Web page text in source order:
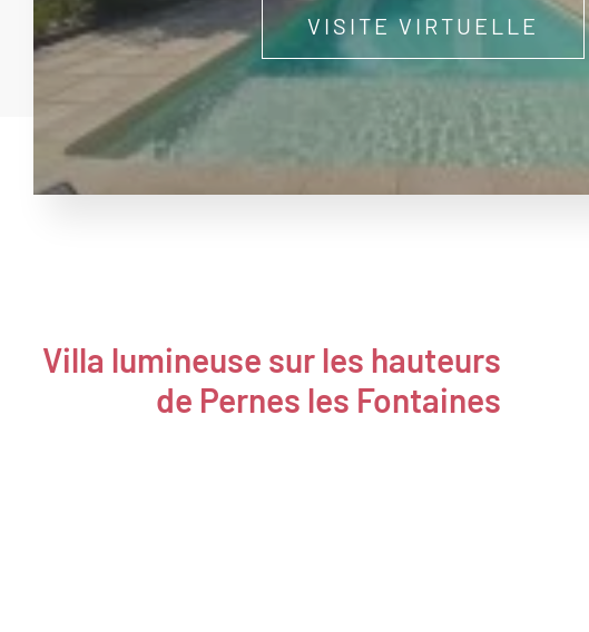
VISITE VIRTUELLE
Villa lumineuse sur les hauteurs
de Pernes les Fontaines